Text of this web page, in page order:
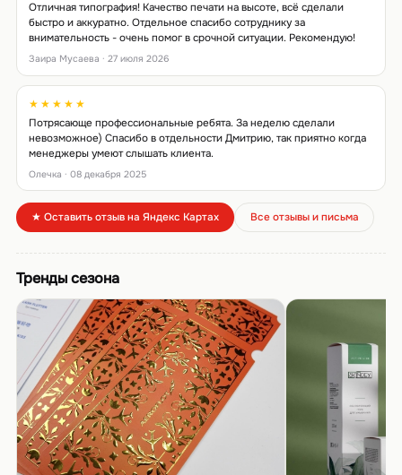
Отличная типография! Качество печати на высоте, всё сделали
быстро и аккуратно. Отдельное спасибо сотруднику за
внимательность - очень помог в срочной ситуации. Рекомендую!
Заира Мусаева · 27 июля 2026
★★★★★
Потрясающе профессиональные ребята. За неделю сделали
невозможное) Спасибо в отдельности Дмитрию, так приятно когда
менеджеры умеют слышать клиента.
Олечка · 08 декабря 2025
★ Оставить отзыв на Яндекс Картах Все отзывы и письма
Тренды сезона